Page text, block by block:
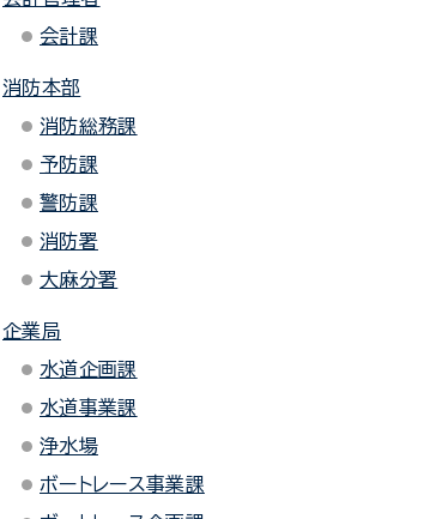
会計課
消防本部
消防総務課
予防課
警防課
消防署
大麻分署
企業局
水道企画課
水道事業課
浄水場
ボートレース事業課